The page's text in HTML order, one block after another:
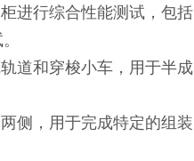
进行综合性能测试，包括
道和穿梭小车，用于半成
侧，用于完成特定的组装